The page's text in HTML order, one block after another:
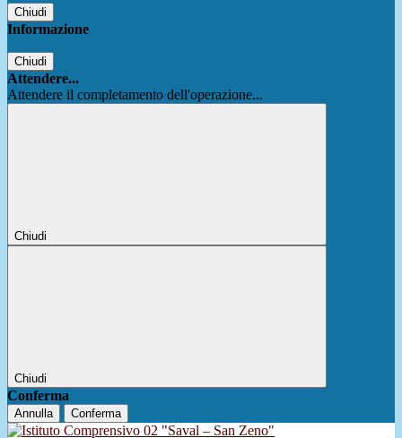
Chiudi
Informazione
Chiudi
Attendere...
Attendere il completamento dell'operazione...
Chiudi
Chiudi
Conferma
Annulla Conferma